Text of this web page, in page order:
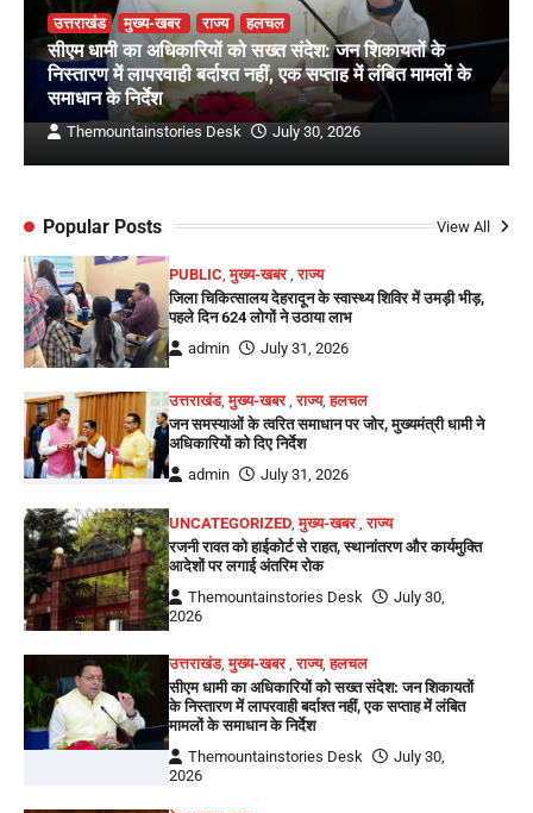
उत्तराखंड मुख्य-खबर राज्य हलचल
सीएम धामी का अधिकारियों को सख्त संदेश: जन शिकायतों के
निस्तारण में लापरवाही बर्दाश्त नहीं, एक सप्ताह में लंबित मामलों के
समाधान के निर्देश
Themountainstories Desk July 30, 2026
Popular Posts View All
PUBLIC ,मुख्य-खबर ,राज्य
जिला चिकित्सालय देहरादून के स्वास्थ्य शिविर में उमड़ी भीड़,
पहले दिन 624 लोगों ने उठाया लाभ
admin
July 31, 2026
उत्तराखंड,मुख्य-खबर,राज्य,हलचल
जन समस्याओं के त्वरित समाधान पर जोर, मुख्यमंत्री धामी ने
अधिकारियों को दिए निर्देश
admin
July 31, 2026
UNCATEGORIZED ,मुख्य-खबर ,राज्य
रजनी रावत को हाईकोर्ट से राहत, स्थानांतरण और कार्यमुक्ति
आदेशों पर लगाई अंतरिम रोक
Themountainstories Desk
July 30,
2026
उत्तराखंड,मुख्य-खबर,राज्य,हलचल
सीएम धामी का अधिकारियों को सख्त संदेश: जन शिकायतों
के निस्तारण में लापरवाही बर्दाश्त नहीं, एक सप्ताह में लंबित
मामलों के समाधान के निर्देश
Themountainstories Desk
July 30,
2026